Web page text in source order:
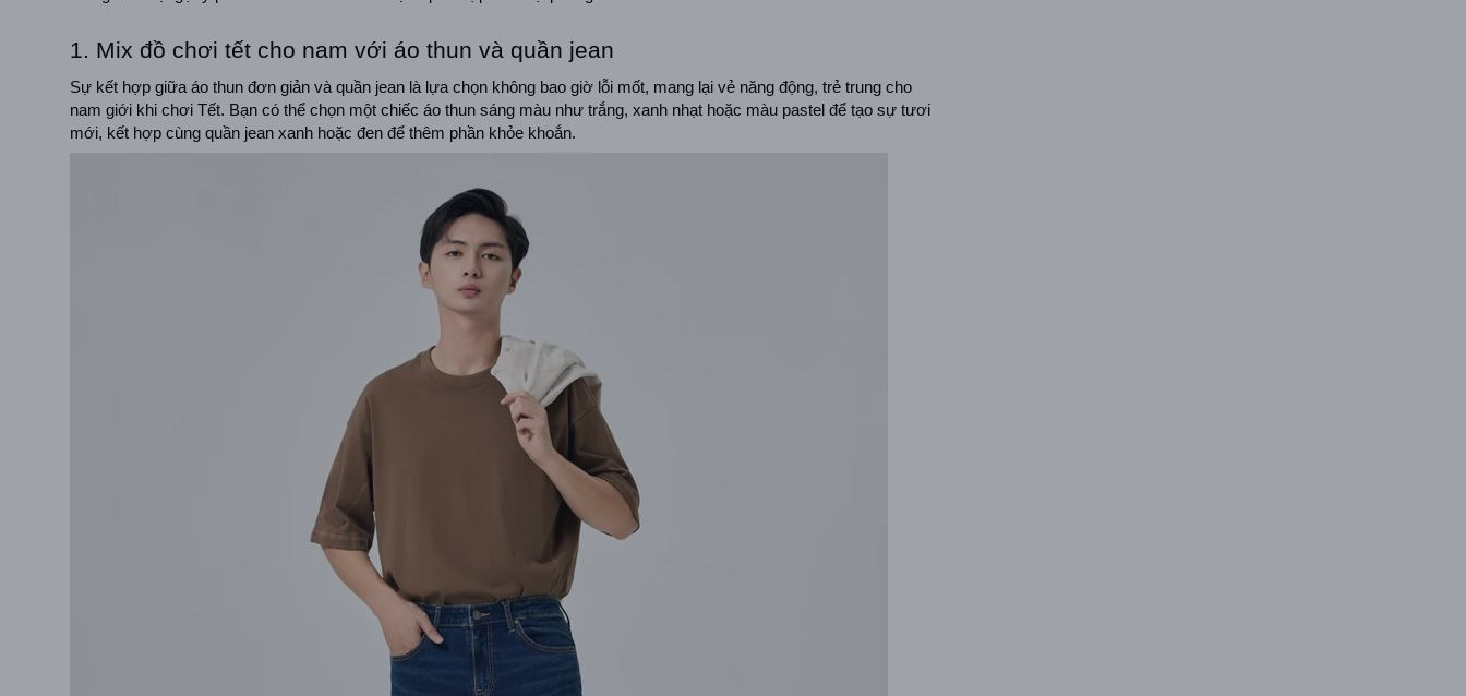
1. Mix đồ chơi tết cho nam với áo thun và quần jean
Sự kết hợp giữa áo thun đơn giản và quần jean là lựa chọn không bao giờ lỗi mốt, mang lại vẻ năng động, trẻ trung cho
nam giới khi chơi Tết. Bạn có thể chọn một chiếc áo thun sáng màu như trắng, xanh nhạt hoặc màu pastel để tạo sự tươi
mới, kết hợp cùng quần jean xanh hoặc đen để thêm phần khỏe khoắn.